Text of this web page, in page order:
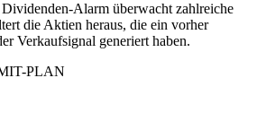
Alarm überwacht zahlreiche
die Aktien heraus, die ein vorher
Verkaufsignal generiert haben.
PLAN